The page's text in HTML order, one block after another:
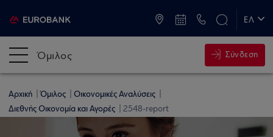
ΕΛ
Όμιλος Σύνδεση
Αρχική Όμιλος
Οικονομικές Αναλύσεις
Διεθνής Οικονομία και Αγορές
2548-report